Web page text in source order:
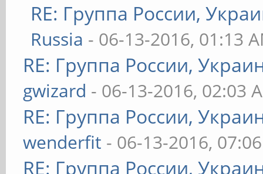
RE: Группа России,
Russia - 06-13-2016, 01:13
RE: Группа России,
gwizard - 06-13-2016, 02:03
RE: Группа России,
wenderfit - 06-13-2016,
RE: Группа России,